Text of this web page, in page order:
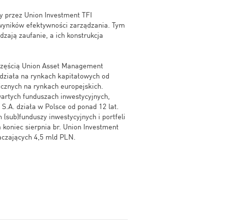
przez Union Investment TFI
efektywności zarządzania. Tym
zaufanie, a ich konstrukcja
Union Asset Management
na rynkach kapitałowych od
na rynkach europejskich.
funduszach inwestycyjnych,
działa w Polsce od ponad 12 lat.
inwestycyjnych i portfeli
sierpnia br. Union Investment
4,5 mld PLN.